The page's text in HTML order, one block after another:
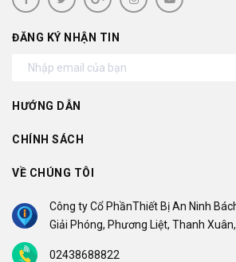
ĐĂNG KÝ NHẬN TIN
HƯỚNG DẪN
CHÍNH SÁCH
VỀ CHÚNG TÔI
Công ty Cổ PhầnThiết Bị An Ninh
Giải Phóng, Phương Liệt, Thanh
02438688822